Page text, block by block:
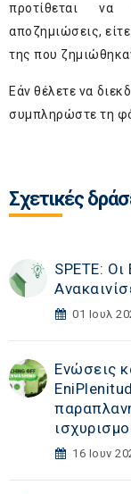
προτίθεται να
αποζημιώσεις,
της που
Εάν θέλετε να
συμπληρώστε τη
Σχετικές
SPETE:
01 Ιουλ
Ενώσεις
16 Ιουν